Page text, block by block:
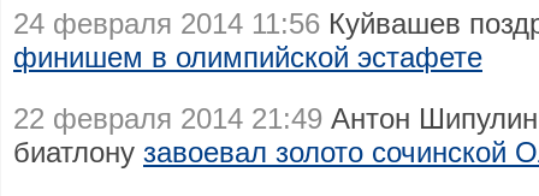
24 февраля 2014 11:56 Куйвашев
финишем в олимпийской эстафете
22 февраля 2014 21:49 Антон
биатлону завоевал золото сочинской